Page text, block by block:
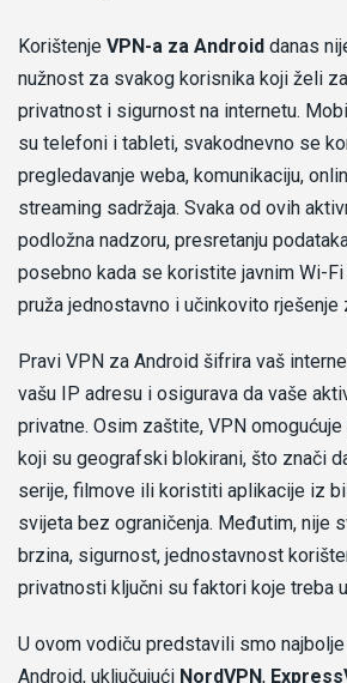
Korištenje VPN-a za Android danas
nužnost za svakog korisnika koji želi
privatnost i sigurnost na internetu.
su telefoni i tableti, svakodnevno se
pregledavanje weba, komunikaciju,
streaming sadržaja. Svaka od ovih
podložna nadzoru, presretanju
posebno kada se koristite javnim Wi-Fi
pruža jednostavno i učinkovito rješenje
Pravi VPN za Android šifrira vaš
vašu IP adresu i osigurava da vaše
privatne. Osim zaštite, VPN
koji su geografski blokirani, što znači
serije, filmove ili koristiti aplikacije iz
svijeta bez ograničenja. Međutim, nije
brzina, sigurnost, jednostavnost
privatnosti ključni su faktori koje treba
U ovom vodiču predstavili smo
Android, uključujući NordVPN,